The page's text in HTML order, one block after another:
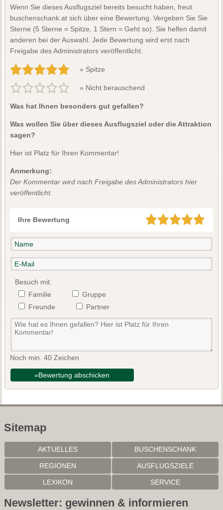
Wenn Sie dieses Ausflugsziel bereits besucht haben, freut
buschenschank.at sich über eine Bewertung. Vergeben Sie Sie
Sterne (5 Sterne = Spitze, 1 Stern = Geht so). Sie helfen damit
anderen bei der Auswahl. Jede Bewertung wird erst nach
Freigabe des Administrators veröffentlicht.
» Spitze
» Nicht berauschend
Was hat Ihnen besonders gut gefallen?
Was wollen Sie über dieses Ausflugsziel oder die Attraktion
sagen?
Hier ist Platz für Ihren Kommentar!
Anmerkung:
Der Kommentar wird nach Freigabe des Administrators hier
veröffentlicht.
Ihre Bewertung
Besuch mit:
Familie
Gruppe
Freunde
Partner
Noch min. 40 Zeichen
»Bewertung abschicken
Sitemap
AKTUELLES BUSCHENSCHANK
REGIONEN AUSFLUGSZIELE
LEXIKON SERVICE
Newsletter: gewinnen & informieren